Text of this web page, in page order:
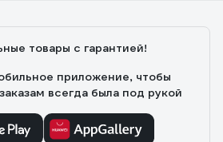
товары с гарантией!
приложение, чтобы
всегда была под рукой